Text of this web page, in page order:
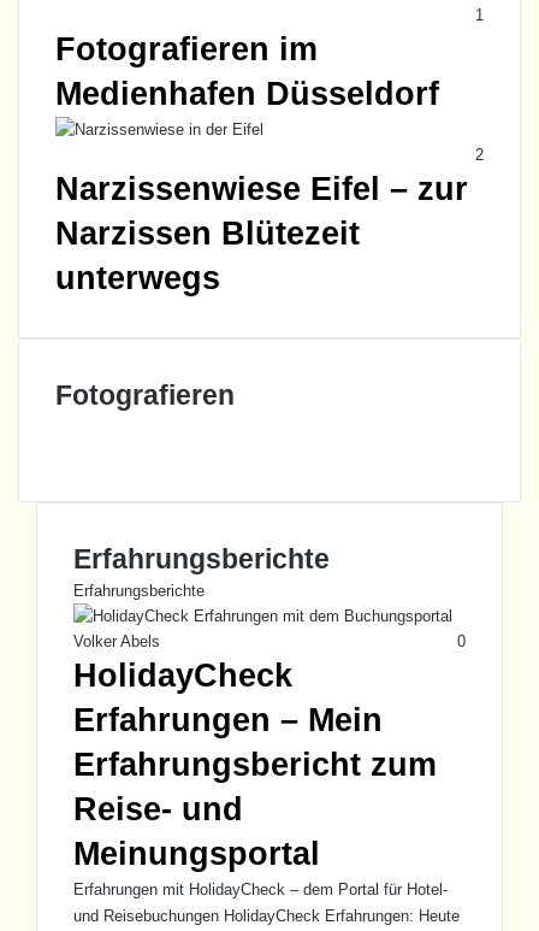
1
Fotografieren im
Medienhafen Düsseldorf
2
Narzissenwiese Eifel – zur
Narzissen Blütezeit
unterwegs
Fotografieren
Erfahrungsberichte
Erfahrungsberichte
Volker Abels 0
HolidayCheck
Erfahrungen – Mein
Erfahrungsbericht zum
Reise- und
Meinungsportal
Erfahrungen mit HolidayCheck – dem Portal für Hotel-
und Reisebuchungen HolidayCheck Erfahrungen: Heute